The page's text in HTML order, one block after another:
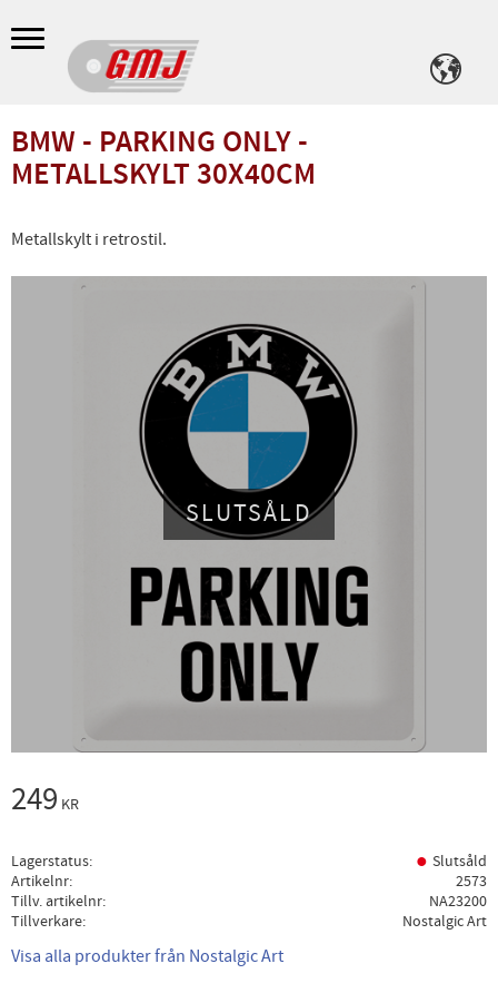
Meny
BMW - PARKING ONLY -
METALLSKYLT 30X40CM
Metallskylt i retrostil.
SLUTSÅLD
249 KR
Lagerstatus
Slutsåld
Artikelnr
2573
Tillv. artikelnr
NA23200
Tillverkare
Nostalgic Art
Visa alla produkter från Nostalgic Art